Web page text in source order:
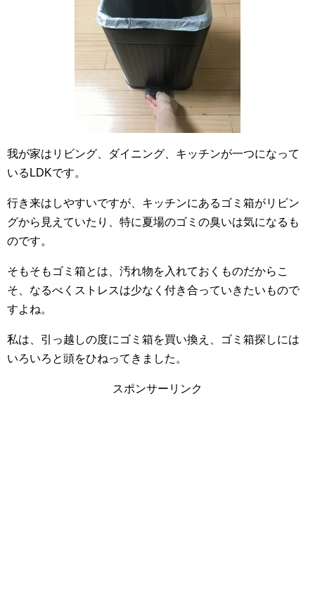
我が家はリビング、ダイニング、キッチンが一つになって
いるLDKです。
行き来はしやすいですが、キッチンにあるゴミ箱がリビン
グから見えていたり、特に夏場のゴミの臭いは気になるも
のです。
そもそもゴミ箱とは、汚れ物を入れておくものだからこ
そ、なるべくストレスは少なく付き合っていきたいもので
すよね。
私は、引っ越しの度にゴミ箱を買い換え、ゴミ箱探しには
いろいろと頭をひねってきました。
スポンサーリンク